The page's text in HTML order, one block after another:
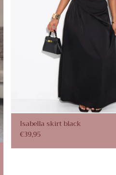
Isabella skirt black
€39,95